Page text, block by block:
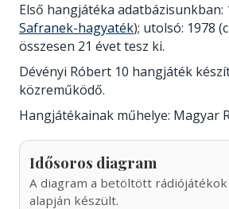
Első hangjátéka adatbázisunkban:
Safranek-hagyaték); utolsó: 1978
összesen 21 évet tesz ki.
Dévényi Róbert 10 hangjáték
közreműködő.
Hangjátékainak műhelye: Magyar
Idősoros diagram
A diagram a betöltött
alapján készült.